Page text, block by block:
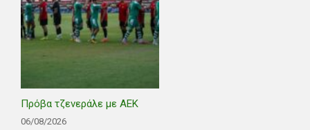
Πρόβα τζενεράλε με ΑΕΚ
06/08/2026